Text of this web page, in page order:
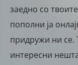
заедно со
пополни ја
придружи ни се.
интересни